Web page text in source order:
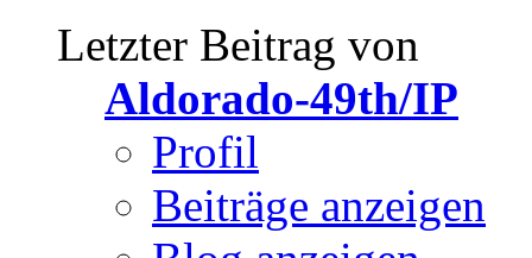
Letzter Beitrag von
Aldorado-49th/IP
Profil
Beiträge anzeigen